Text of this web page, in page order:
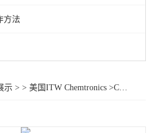
查看全部 >>
方法
示 > >美国ITW Chemtronics >Chemtronics无铅助焊笔